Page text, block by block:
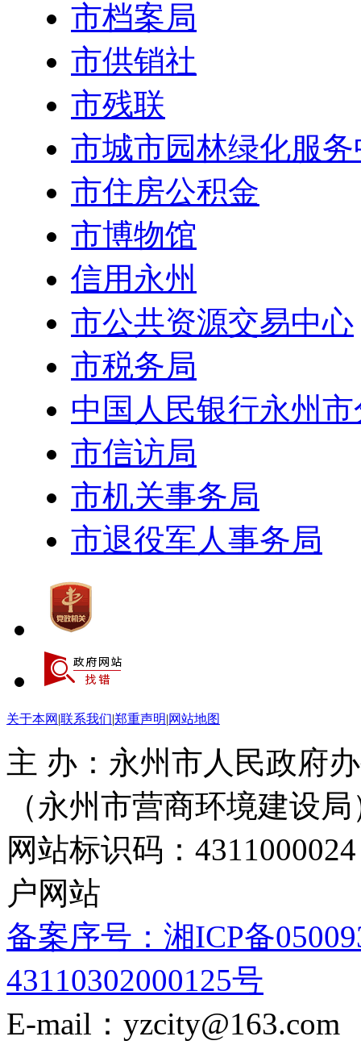
市档案局
市供销社
市残联
市城市园林绿化服
市住房公积金
市博物馆
信用永州
市公共资源交易中心
市税务局
中国人民银行永州
市信访局
市机关事务局
市退役军人事务局
关于本网 |联系我们|郑重声明|网站地图
主 办：永州市人民政府
（永州市营商环境建设局
网站标识码：
户网站
备案序号：湘ICP备
43110302000125号
E-mail：yzcity@163.com